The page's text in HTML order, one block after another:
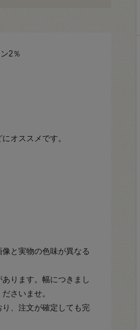
2％
オススメです。
と実物の色味が異なる
ります。幅につきまし
さいませ。
り、注文が確定しても完